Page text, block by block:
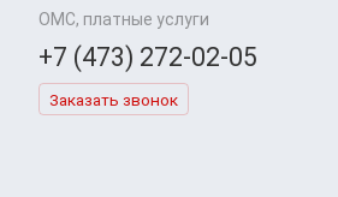
ОМС, платные услуги
+7 (473) 272-02-05
Заказать звонок